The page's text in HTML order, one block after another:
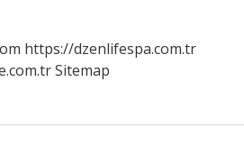
https://dzenlifespa.com.tr
Sitemap